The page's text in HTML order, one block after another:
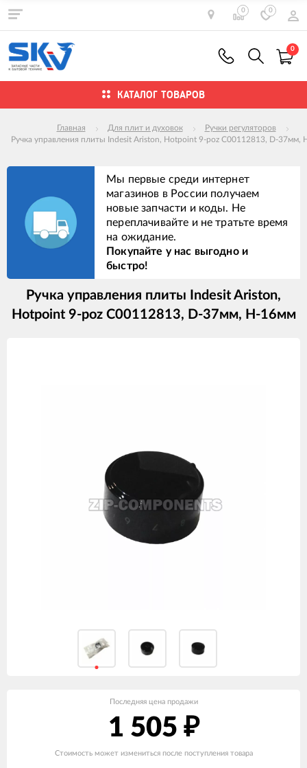
0 0
0
КАТАЛОГ ТОВАРОВ
Главная Для плит и духовок
Ручки регуляторов
Ручка управления плиты Indesit Ariston, Hotpoint 9-poz C00112813, D-37мм,
Мы первые среди интернет
магазинов в России получаем
новые запчасти и коды. Не
переплачивайте и не тратьте время
на ожидание.
Покупайте у нас выгодно и
быстро!
Ручка управления плиты Indesit Ariston,
Hotpoint 9-poz C00112813, D-37мм, Н-16мм
Последняя цена продажи
1 505 ₽
Стоимость может измениться после поступления товара